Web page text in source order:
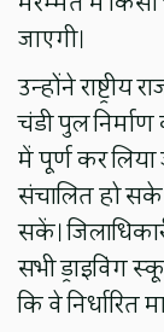
जाएगी।
उन्होंने राष्ट्रीय
चंडी पुल
में पूर्ण कर
संचालित हो
सकें।
सभी ड्राइविंग
कि वे